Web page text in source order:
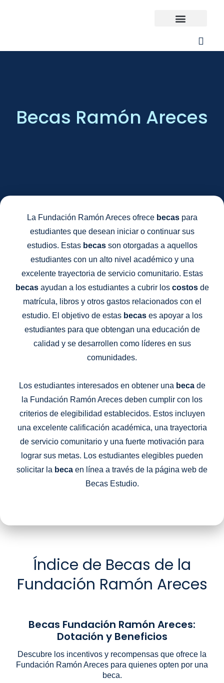
Becas Ramón Areces
La Fundación Ramón Areces ofrece becaspara
estudiantes que desean iniciar o continuar sus
estudios. Estas becasson otorgadas a aquellos
estudiantes con un alto nivel académico y una
excelente trayectoria de servicio comunitario. Estas
becasayudan a los estudiantes a cubrir los costosde
matrícula, libros y otros gastos relacionados con el
estudio. El objetivo de estas becases apoyar a los
estudiantes para que obtengan una educación de
calidad y se desarrollen como líderes en sus
comunidades.
Los estudiantes interesados ​​en obtener una becade
la Fundación Ramón Areces deben cumplir con los
criterios de elegibilidad establecidos. Estos incluyen
una excelente calificación académica, una trayectoria
de servicio comunitario y una fuerte motivación para
lograr sus metas. Los estudiantes elegibles pueden
solicitar la beca en línea a través de la página web de
Becas Estudio.
Índice de Becas de la
Fundación Ramón Areces
Becas Fundación Ramón Areces:
Dotación y Beneficios
Descubre los incentivos y recompensas que ofrece la
Fundación Ramón Areces para quienes opten por una
beca.